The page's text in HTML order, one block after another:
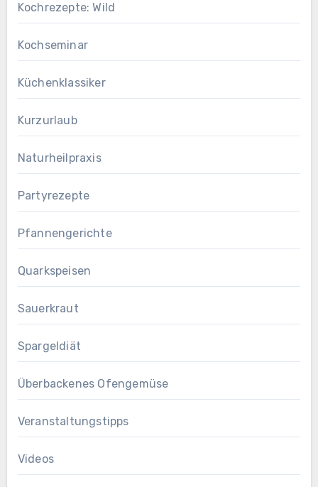
Kochrezepte: Wild
Kochseminar
Küchenklassiker
Kurzurlaub
Naturheilpraxis
Partyrezepte
Pfannengerichte
Quarkspeisen
Sauerkraut
Spargeldiät
Überbackenes Ofengemüse
Veranstaltungstipps
Videos